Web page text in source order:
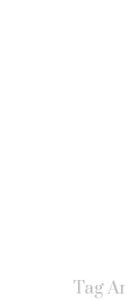
Tag